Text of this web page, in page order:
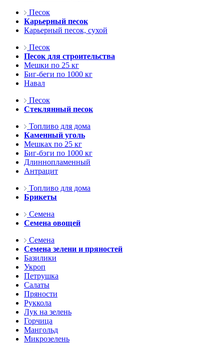
Песок
Карьерный песок
Карьерный песок, сухой
Песок
Песок для строительства
Мешки по 25 кг
Биг-беги по 1000 кг
Навал
Песок
Стеклянный песок
Топливо для дома
Каменный уголь
Мешках по 25 кг
Биг-бэги по 1000 кг
Длиннопламенный
Антрацит
Топливо для дома
Брикеты
Семена
Семена овощей
Семена
Семена зелени и пряностей
Базилики
Укроп
Петрушка
Салаты
Пряности
Руккола
Лук на зелень
Горчица
Мангольд
Микрозелень